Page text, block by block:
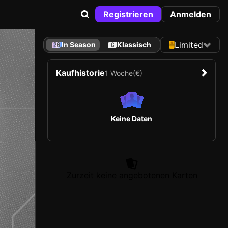
Registrieren Anmelden
In Season Klassisch Limited
Kaufhistorie1 Woche(€)
Keine Daten